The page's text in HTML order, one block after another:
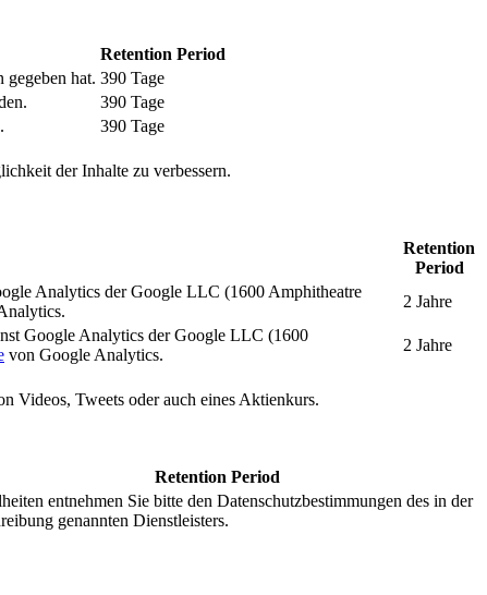
Retention Period
hat. 390 Tage
390 Tage
390 Tage
der Inhalte zu verbessern.
Retention
Period
Analytics der Google LLC (1600 Amphitheatre
2 Jahre
Google Analytics der Google LLC (1600
von Google Analytics.
2 Jahre
Videos, Tweets oder auch eines Aktienkurs.
Retention Period
entnehmen Sie bitte den Datenschutzbestimmungen des in der
genannten Dienstleisters.